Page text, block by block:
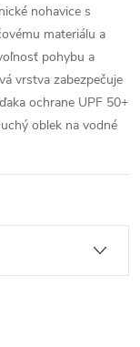
nohavice s
materiálu a
pohybu a
vrstva zabezpečuje
ochrane UPF 50+
oblek na vodné